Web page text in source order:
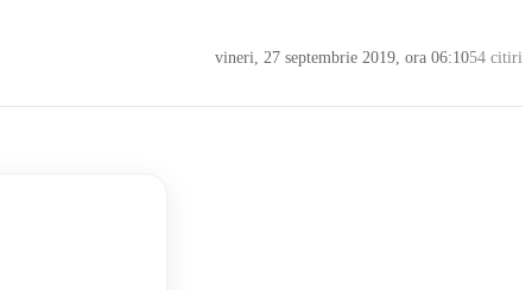
vineri, 27 septembrie 2019, ora 06:1054 citiri